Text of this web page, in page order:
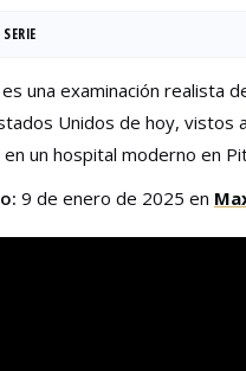
SERIE
una examinación realista
Unidos de hoy, vistos
un hospital moderno en
9 de enero de 2025 en